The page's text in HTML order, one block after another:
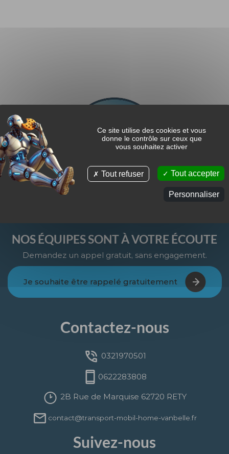
Ce site utilise des cookies et vous
donne le contrôle sur ceux que
vous souhaitez activer
Tout accepter
Tout refuser
Personnaliser
NOS ÉQUIPES SONT À VOTRE ÉCOUTE
Demandez un appel gratuit, sans engagement.
Je souhaite être rappelé gratuitement
Contactez-nous
0321970501
0622283808
2B Rue de Marquise 62720 RETY
contact@transport-mobil-home-vanbelle.fr
Suivez-nous